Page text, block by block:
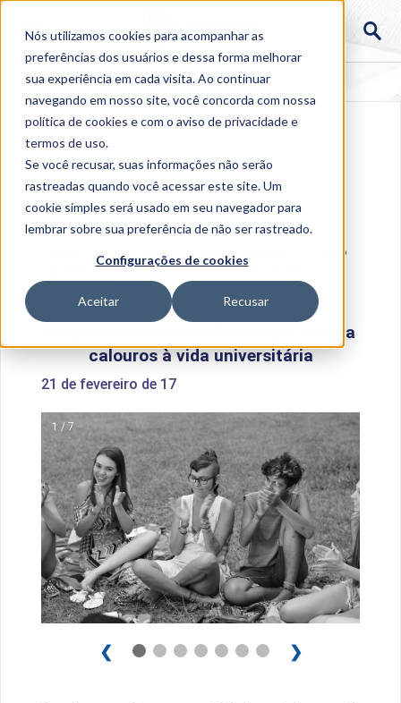
Nós utilizamos cookies para acompanhar as
preferências dos usuários e dessa forma melhorar
sua experiência em cada visita. Ao continuar
navegando em nosso site, você concorda com nossa
política de cookies e com o aviso deprivacidade e
termos de uso.
Se você recusar, suas informações não serão
rastreadas quando você acessar este site. Um
cookie simples será usado em seu navegador para
lembrar sobre sua preferência de não ser rastreado.
Configurações de cookies
Aceitar Recusar
Projeto
de alunos de Psicologia integra calouros à vida
universitária
Projeto de alunos de Psicologia integra
calouros à vida universitária
21 de fevereiro de 17
1 / 7
❮ ❯